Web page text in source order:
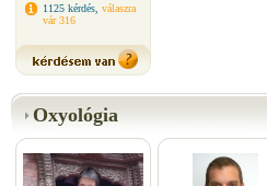
1125 kérdés, válaszra
vár 316
Oxyológia